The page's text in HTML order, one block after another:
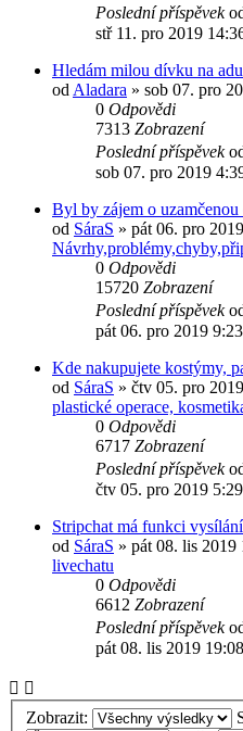
Poslední příspěvek
stř 11. pro 2019
Hledám milou dívku na
od Aladara » sob 07. pro
0 Odpovědi
7313 Zobrazení
Poslední příspěvek
sob 07. pro 2019
Byl by zájem o uzamčenou
od SáraS » pát 06. pro
0 Odpovědi
15720 Zobrazení
Poslední příspěvek
pát 06. pro 2019
Kde nakupujete kostýmy,
od SáraS » čtv 05. pro
plastické operace,
0 Odpovědi
6717 Zobrazení
Poslední příspěvek
čtv 05. pro 2019
Stripchat má funkci
od SáraS » pát 08. lis 2019
livechatu
0 Odpovědi
6612 Zobrazení
Poslední příspěvek
pát 08. lis 2019
Zobrazit: